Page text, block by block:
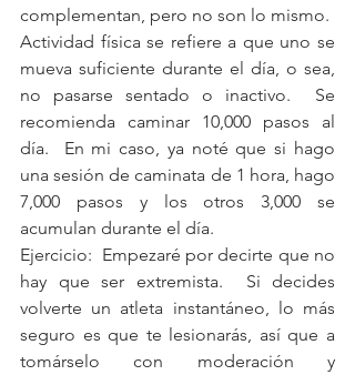
complementan, pero no son lo mismo.
Actividad física se refiere a que uno se
mueva suficiente durante el día, o sea,
no pasarse sentado o inactivo.  Se
recomienda caminar 10,000 pasos al
día.  En mi caso, ya noté que si hago
una sesión de caminata de 1 hora, hago
7,000 pasos y los otros 3,000 se
acumulan durante el día.
Ejercicio:  Empezaré por decirte que no
hay que ser extremista.  Si decides
volverte un atleta instantáneo, lo más
seguro es que te lesionarás, así que a
tomárselo con moderación y